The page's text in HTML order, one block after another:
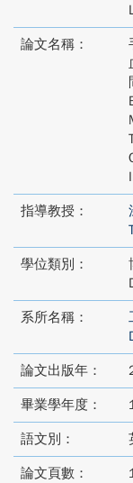
論文名稱：
指導教授：
學位類別：
系所名稱：
論文出版年：
畢業學年度：
語文別：
論文頁數：